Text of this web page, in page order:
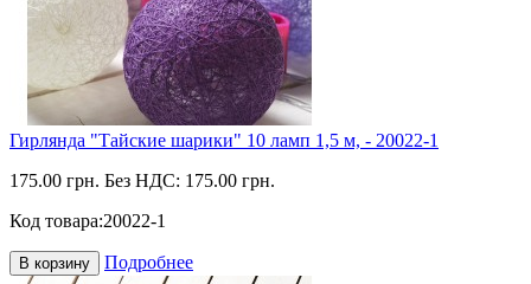
Гирлянда "Тайские шарики" 10 ламп 1,5 м, - 20022-1
175.00 грн. Без НДС: 175.00 грн.
Код товара:20022-1
В корзину Подробнее